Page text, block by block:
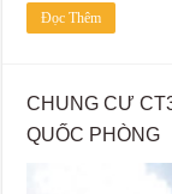
Đọc Thêm
CHUNG CƯ
QUỐC PHÒNG